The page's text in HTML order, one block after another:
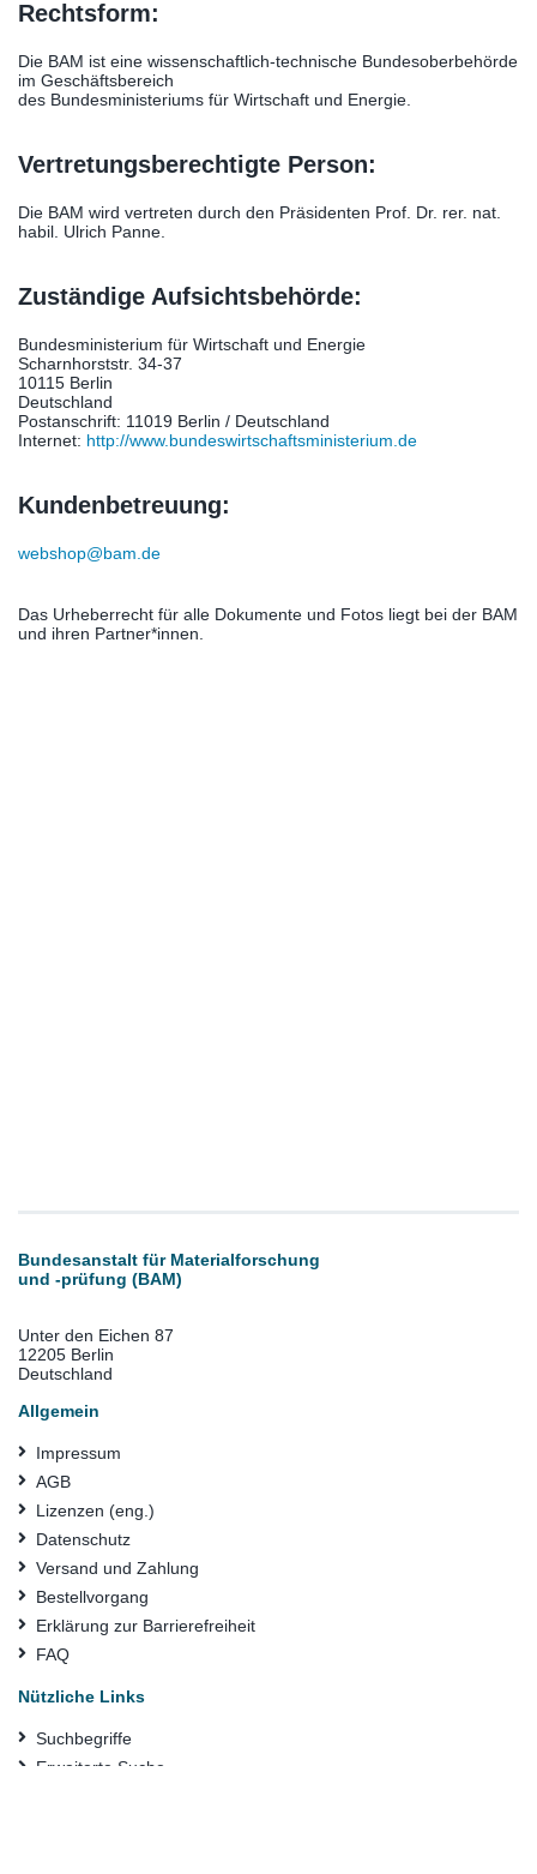
Rechtsform:
Die BAM ist eine wissenschaftlich-technische Bundesoberbehörde
im Geschäftsbereich
des Bundesministeriums für Wirtschaft und Energie.
Vertretungsberechtigte Person:
Die BAM wird vertreten durch den Präsidenten Prof. Dr. rer. nat.
habil. Ulrich Panne.
Zuständige Aufsichtsbehörde:
Bundesministerium für Wirtschaft und Energie
Scharnhorststr. 34-37
10115 Berlin
Deutschland
Postanschrift: 11019 Berlin / Deutschland
Internet: http://www.bundeswirtschaftsministerium.de
Kundenbetreuung:
webshop@bam.de
Das Urheberrecht für alle Dokumente und Fotos liegt bei der BAM
und ihren Partner*innen.
Bundesanstalt für Materialforschung
und -prüfung (BAM)
Unter den Eichen 87
12205 Berlin
Deutschland
Allgemein
Impressum
AGB
Lizenzen (eng.)
Datenschutz
Versand und Zahlung
Bestellvorgang
Erklärung zur Barrierefreiheit
FAQ
Nützliche Links
Suchbegriffe
Erweiterte Suche